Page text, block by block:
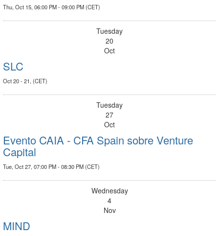
Thu, Oct 15, 06:00 PM - 09:00 PM (CET)
Tuesday
20
Oct
SLC
Oct 20 - 21, (CET)
Tuesday
27
Oct
Evento CAIA - CFA Spain sobre Venture
Capital
Tue, Oct 27, 07:00 PM - 08:30 PM (CET)
Wednesday
4
Nov
MIND